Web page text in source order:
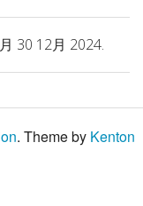
30 12月 2024.
. Theme by Kenton